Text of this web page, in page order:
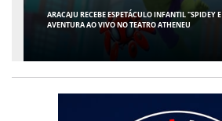
CONTABILIDADE ESPECIALIZADA PARA MÉDICOS
COM ATUAÇÃO PIONEIRA DA RISSI